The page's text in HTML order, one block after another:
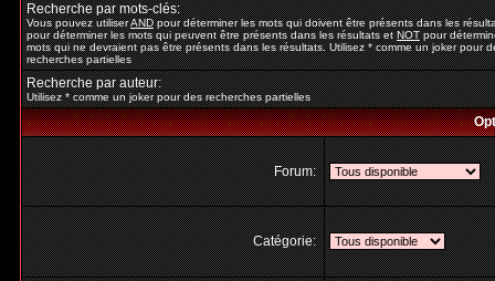
Recherche par mots-clés:
Vous pouvez utiliserANDpour déterminer les mots qui doivent être présents dans les
pour déterminer les mots qui peuvent être présents dans les résultats etNOTpour
mots qui ne devraient pas être présents dans les résultats. Utilisez * comme un joker pour
recherches partielles
Recherche par auteur:
Utilisez * comme un joker pour des recherches partielles
Forum:
Catégorie: